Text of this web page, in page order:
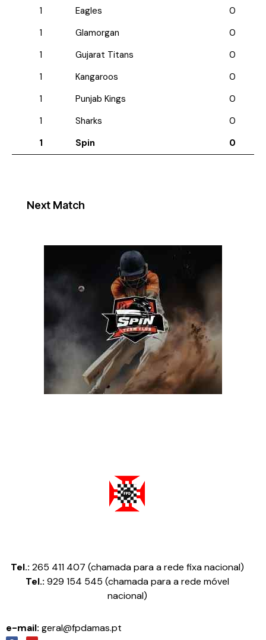
1
Eagles
0
1
Glamorgan
0
1
Gujarat Titans
0
1
Kangaroos
0
1
Punjab Kings
0
1
Sharks
0
1
Spin 0
Next Match
Tel.: 265 411 407 (chamada para a rede fixa nacional)
Tel.: 929 154 545 (chamada para a rede móvel
nacional)
e-mail: geral@fpdamas.pt